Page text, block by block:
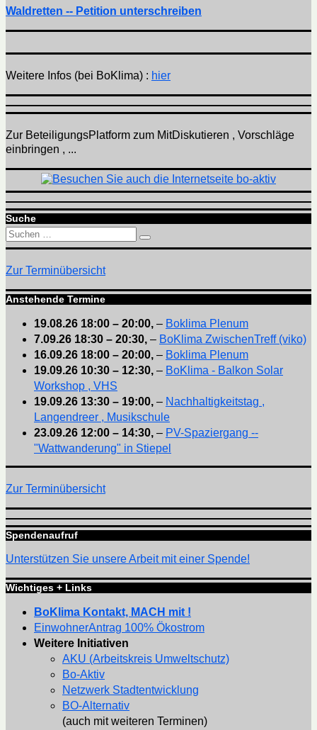
Waldretten -- Petition unterschreiben
Weitere Infos (bei BoKlima) : hier
Zur BeteiligungsPlatform zum MitDiskutieren , Vorschläge
einbringen , ...
Suche
Suchen
nach:
Suchen
Zur Terminübersicht
Anstehende Termine
19.08.26 18:00 – 20:00, – Boklima Plenum
7.09.26 18:30 – 20:30, – BoKlima ZwischenTreff (viko)
16.09.26 18:00 – 20:00, – Boklima Plenum
19.09.26 10:30 – 12:30, – BoKlima - Balkon Solar
Workshop , VHS
19.09.26 13:30 – 19:00, – Nachhaltigkeitstag ,
Langendreer , Musikschule
23.09.26 12:00 – 14:30, – PV-Spaziergang --
"Wattwanderung" in Stiepel
Zur Terminübersicht
Spendenaufruf
Unterstützen Sie unsere Arbeit mit einer Spende!
Wichtiges + Links
BoKlima Kontakt, MACH mit !
EinwohnerAntrag 100% Ökostrom
Weitere Initiativen
AKU (Arbeitskreis Umweltschutz)
Bo-Aktiv
Netzwerk Stadtentwicklung
BO-Alternativ
(auch mit weiteren Terminen)